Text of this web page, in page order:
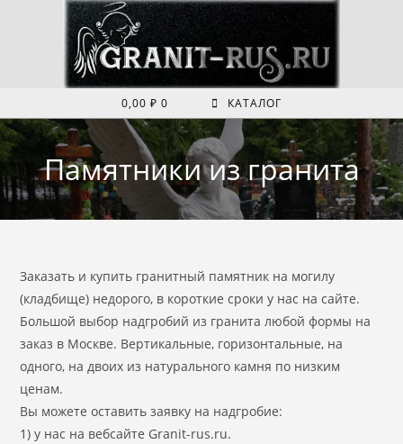
содержимому
0,00 ₽ 0 КАТАЛОГ
Памятники из гранита
Заказать и купить гранитный памятник на могилу
(кладбище) недорого, в короткие сроки у нас на сайте.
Большой выбор надгробий из гранита любой формы на
заказ в Москве. Вертикальные, горизонтальные, на
одного, на двоих из натурального камня по низким
ценам.
Вы можете оставить заявку на надгробие:
1) у нас на вебсайте Granit-rus.ru.